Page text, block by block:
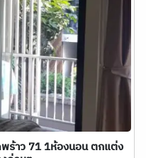
พร้าว 71 1ห้องนอน ตกแต่ง